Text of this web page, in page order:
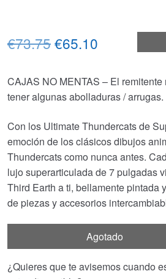
€73.75El
original
€73.75.
€65.10
actual
€65.10.
CAJAS NO MENTAS – El
tener algunas abolladuras / arrugas.
Con los Ultimate Thundercats de
emoción de los clásicos dibujos
Thundercats como nunca antes.
lujo superarticulada de 7 pulgadas
Third Earth a ti, bellamente pintada
de piezas y accesorios
Agotado
¿Quieres que te avisemos cuando